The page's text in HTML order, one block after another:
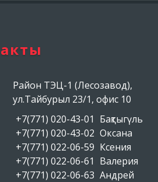
Район ТЭЦ-1 (Лесозавод),
ул.Тайбурыл 23/1, офис 10
+7(771) 020-43-01 Бақтыгүль
+7(771) 020-43-02 Оксана
+7(771) 022-06-59 Ксения
+7(771) 022-06-61 Валерия
+7(771) 022-06-63 Андрей